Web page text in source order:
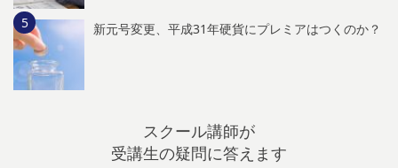
新元号変更、平成31年硬貨にプレミアはつくのか？
スクール講師が
受講生の疑問に答えます